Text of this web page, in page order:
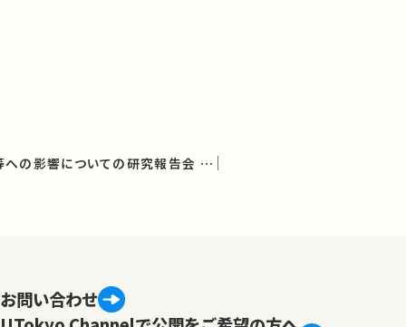
放射能の農畜水産物等への影響についての研究報告会 第1回報告会
お問い合わせ